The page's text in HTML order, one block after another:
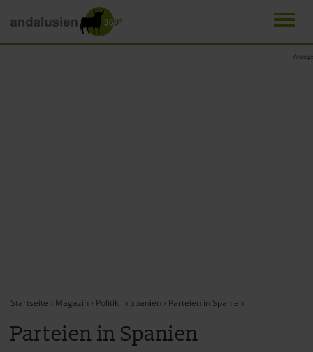
Anzeige
Startseite › Magazin › Politik in Spanien › Parteien in Spanien
Parteien in Spanien